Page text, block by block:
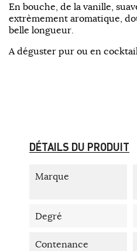
En bouche, de la vanille,
extrèmement aromatique,
belle longueur.
A déguster pur ou en
DÉTAILS DU PRODUIT
Marque
Degré
Contenance